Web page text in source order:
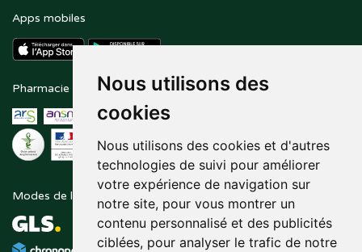
Nous utilisons des
cookies
Nous utilisons des cookies et d'autres
technologies de suivi pour améliorer
votre expérience de navigation sur
notre site, pour vous montrer un
contenu personnalisé et des publicités
ciblées, pour analyser le trafic de notre
Apps mobiles
Pharmacie en ligne agréée Paiement sécurisé
Modes de livraison Suivez-nous sur